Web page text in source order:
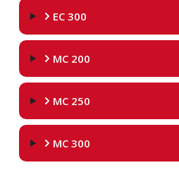
EC 300
MC 200
MC 250
MC 300